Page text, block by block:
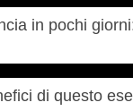
in pochi
di questo